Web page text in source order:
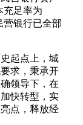
充足率为
营银行已全部
起点上，城
求，秉承开
领导下，在
快转型，实
点，释放经